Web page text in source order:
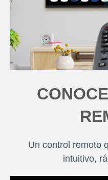
Un control remoto
intuitivo,